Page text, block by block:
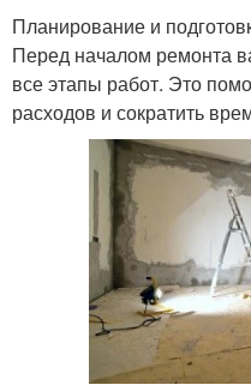
Планирование и
Перед началом ремонта
все этапы работ. Это
расходов и сократить